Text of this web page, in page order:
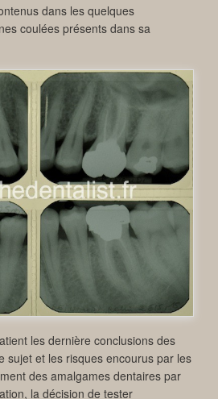
dans les quelques
coulées présents dans sa
les dernière conclusions des
sujet et les risques encourus par les
des amalgames dentaires par
la décision de tester